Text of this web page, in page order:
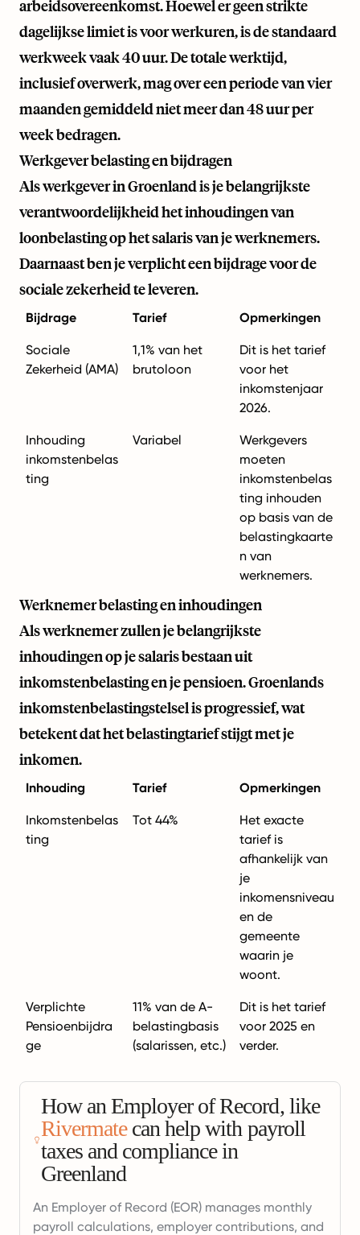
arbeidsovereenkomst. Hoewel er geen strikte
dagelijkse limiet is voor werkuren, is de standaard
werkweek vaak 40 uur. De totale werktijd,
inclusief overwerk, mag over een periode van vier
maanden gemiddeld niet meer dan 48 uur per
week bedragen.
Werkgever belasting en bijdragen
Als werkgever in Groenland is je belangrijkste
verantwoordelijkheid het inhoudingen van
loonbelasting op het salaris van je werknemers.
Daarnaast ben je verplicht een bijdrage voor de
sociale zekerheid te leveren.
Bijdrage Tarief Opmerkingen
Sociale
Zekerheid (AMA)
1,1% van het
brutoloon
Dit is het tarief
voor het
inkomstenjaar
2026.
Inhouding
inkomstenbelas
ting
Variabel
Werkgevers
moeten
inkomstenbelas
ting inhouden
op basis van de
belastingkaarte
n van
werknemers.
Werknemer belasting en inhoudingen
Als werknemer zullen je belangrijkste
inhoudingen op je salaris bestaan uit
inkomstenbelasting en je pensioen. Groenlands
inkomstenbelastingstelsel is progressief, wat
betekent dat het belastingtarief stijgt met je
inkomen.
Inhouding Tarief Opmerkingen
Inkomstenbelas
ting
Tot 44%
Het exacte
tarief is
afhankelijk van
je
inkomensniveau
en de
gemeente
waarin je
woont.
Verplichte
Pensioenbijdra
ge
11% van de A-
belastingbasis
(salarissen, etc.)
Dit is het tarief
voor 2025 en
verder.
How an Employer of Record, like
Rivermatecan help with payroll
taxes and compliance in
Greenland
An Employer of Record (EOR) manages monthly
payroll calculations, employer contributions, and